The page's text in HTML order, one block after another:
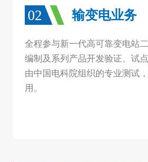
02 输变电业务
全程参与新一代高可靠变电站
编制及系列产品开发验证、试
由中国电科院组织的专业测试
用。